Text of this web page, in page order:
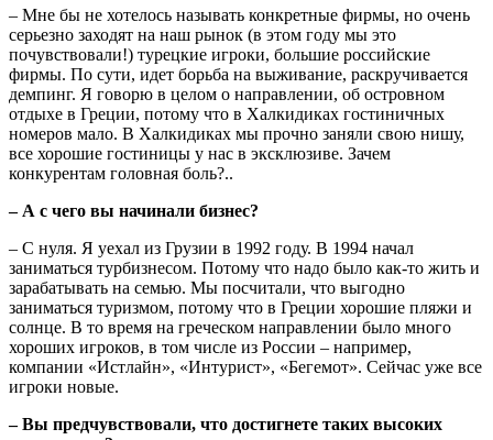
– Мне бы не хотелось называть конкретные фирмы, но очень
серьезно заходят на наш рынок (в этом году мы это
почувствовали!) турецкие игроки, большие российские
фирмы. По сути, идет борьба на выживание, раскручивается
демпинг. Я говорю в целом о направлении, об островном
отдыхе в Греции, потому что в Халкидиках гостиничных
номеров мало. В Халкидиках мы прочно заняли свою нишу,
все хорошие гостиницы у нас в эксклюзиве. Зачем
конкурентам головная боль?..
– А с чего вы начинали бизнес?
– С нуля. Я уехал из Грузии в 1992 году. В 1994 начал
заниматься турбизнесом. Потому что надо было как-то жить и
зарабатывать на семью. Мы посчитали, что выгодно
заниматься туризмом, потому что в Греции хорошие пляжи и
солнце. В то время на греческом направлении было много
хороших игроков, в том числе из России – например,
компании «Истлайн», «Интурист», «Бегемот». Сейчас уже все
игроки новые.
– Вы предчувствовали, что достигнете таких высоких